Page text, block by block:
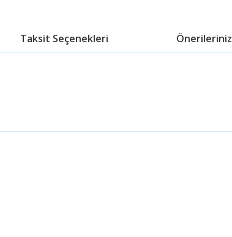
Taksit Seçenekleri Önerileriniz